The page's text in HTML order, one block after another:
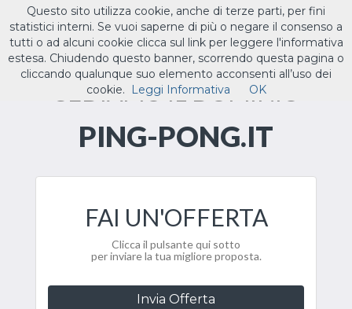
Toggle
ILTUO.IT
CEDIAMO IL DOMINIO
PING-PONG.IT
FAI UN'OFFERTA
Clicca il pulsante qui sotto
per inviare la tua migliore proposta.
Invia Offerta
Questo sito utilizza cookie, anche di terze parti, per fini
statistici interni. Se vuoi saperne di più o negare il consenso a
tutti o ad alcuni cookie clicca sul link per leggere l'informativa
estesa. Chiudendo questo banner, scorrendo questa pagina o
cliccando qualunque suo elemento acconsenti all’uso dei
cookie.
Leggi Informativa OK